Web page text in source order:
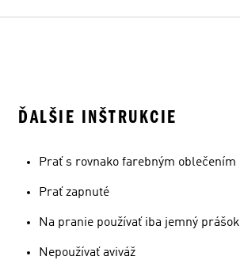
ĎALŠIE INŠTRUKCIE
Prať s rovnako farebným oblečením
Prať zapnuté
Na pranie používať iba jemný prášok
Nepoužívať aviváž